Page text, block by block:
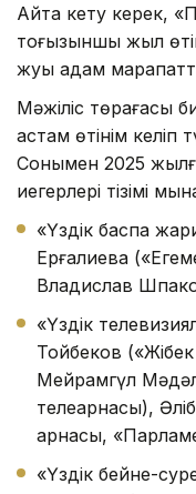
Айта кету керек,
тоғызыншы жыл
жуық адам
Мәжіліс төрағасы
астам өтінім келіп
Сонымен 2025
иегерлері тізімі
«Үздік баспа
Ерғалиева
Владислав
«Үздік
Тойбеков
Мейрамгүл
телеарнасы),
арнасы,
«Үздік бейне-